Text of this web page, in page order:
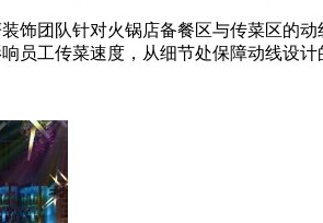
饰团队针对火锅店备餐区与传菜区的
员工传菜速度，从细节处保障动线设计